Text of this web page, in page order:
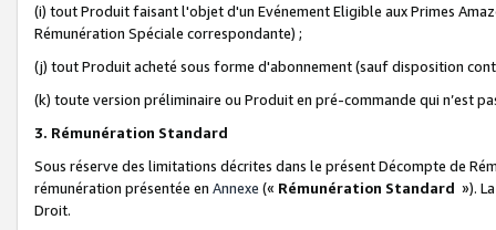
(i) tout Produit faisant l'objet d'un Evénement Eligible aux Primes
Rémunération Spéciale correspondante) ;
(j) tout Produit acheté sous forme d'abonnement (sauf disposition
(k) toute version préliminaire ou Produit en pré-commande qui n’est
3. Rémunération Standard
Sous réserve des limitations décrites dans le présent Décompte de
rémunération présentée en Annexe (« Rémunération Standard »).
Droit.